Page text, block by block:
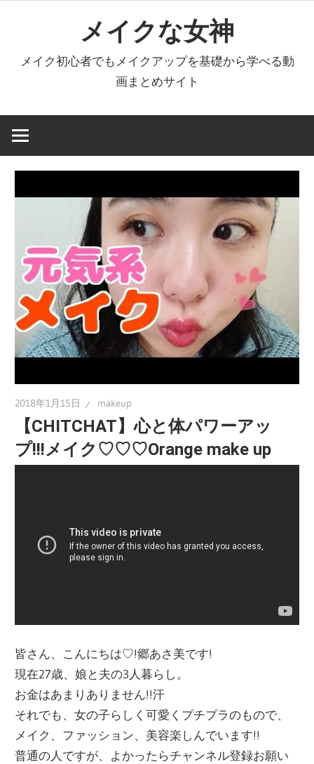
へ
キ
メイクな女神
メイク初心者でもメイクアップを基礎から学べる動
画まとめサイト
2018年1月15日 makeup
【CHITCHAT】心と体パワーアッ
プ!!!メイク♡♡♡Orange make up
皆さん、こんにちは♡!郷あさ美です!
現在27歳、娘と夫の3人暮らし。
お金はあまりありません!!汗
それでも、女の子らしく可愛くプチプラのもので、
メイク、ファッション、美容楽しんでいます!!
普通の人ですが、よかったらチャンネル登録お願い